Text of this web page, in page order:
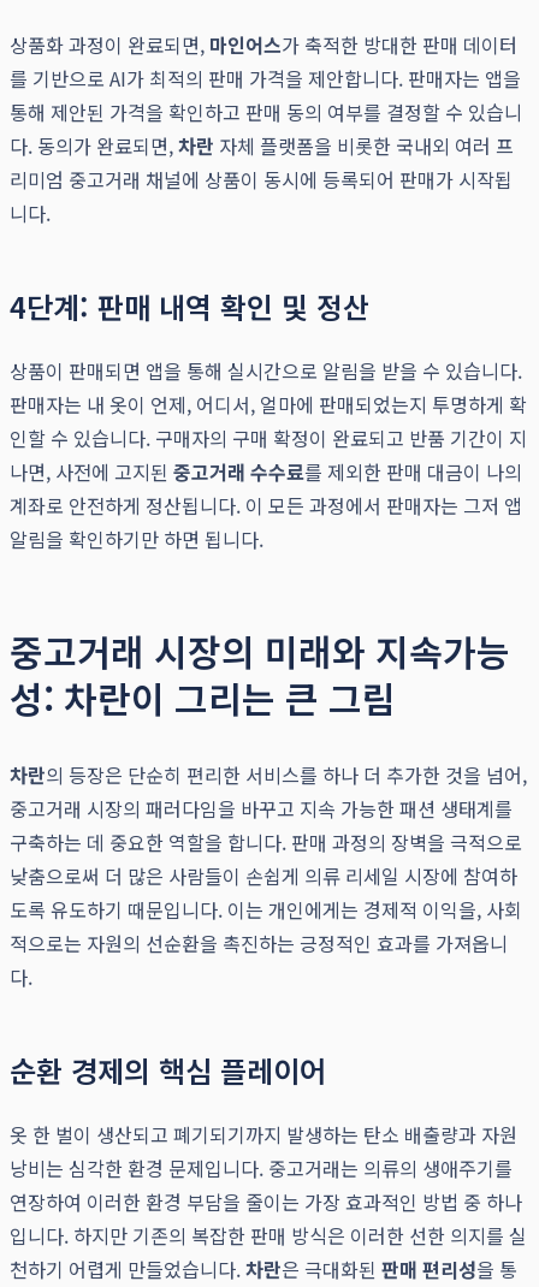
상품화 과정이 완료되면, 마인어스가 축적한 방대한 판매 데이터
를 기반으로 AI가 최적의 판매 가격을 제안합니다. 판매자는 앱을
통해 제안된 가격을 확인하고 판매 동의 여부를 결정할 수 있습니
다. 동의가 완료되면,차란 자체 플랫폼을 비롯한 국내외 여러 프
리미엄 중고거래 채널에 상품이 동시에 등록되어 판매가 시작됩
니다.
4단계: 판매 내역 확인 및 정산
상품이 판매되면 앱을 통해 실시간으로 알림을 받을 수 있습니다.
판매자는 내 옷이 언제, 어디서, 얼마에 판매되었는지 투명하게 확
인할 수 있습니다. 구매자의 구매 확정이 완료되고 반품 기간이 지
나면, 사전에 고지된 중고거래 수수료를 제외한 판매 대금이 나의
계좌로 안전하게 정산됩니다. 이 모든 과정에서 판매자는 그저 앱
알림을 확인하기만 하면 됩니다.
중고거래 시장의 미래와 지속가능
성: 차란이 그리는 큰 그림
차란의 등장은 단순히 편리한 서비스를 하나 더 추가한 것을 넘어,
중고거래 시장의 패러다임을 바꾸고 지속 가능한 패션 생태계를
구축하는 데 중요한 역할을 합니다. 판매 과정의 장벽을 극적으로
낮춤으로써 더 많은 사람들이 손쉽게 의류 리세일 시장에 참여하
도록 유도하기 때문입니다. 이는 개인에게는 경제적 이익을, 사회
적으로는 자원의 선순환을 촉진하는 긍정적인 효과를 가져옵니
다.
순환 경제의 핵심 플레이어
옷 한 벌이 생산되고 폐기되기까지 발생하는 탄소 배출량과 자원
낭비는 심각한 환경 문제입니다. 중고거래는 의류의 생애주기를
연장하여 이러한 환경 부담을 줄이는 가장 효과적인 방법 중 하나
입니다. 하지만 기존의 복잡한 판매 방식은 이러한 선한 의지를 실
천하기 어렵게 만들었습니다.차란은 극대화된 판매 편리성을 통